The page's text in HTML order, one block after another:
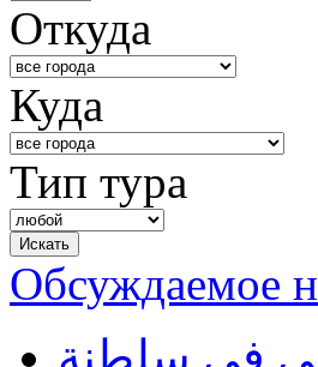
Откуда
Куда
Тип тура
Обсуждаемое
في سلطنة